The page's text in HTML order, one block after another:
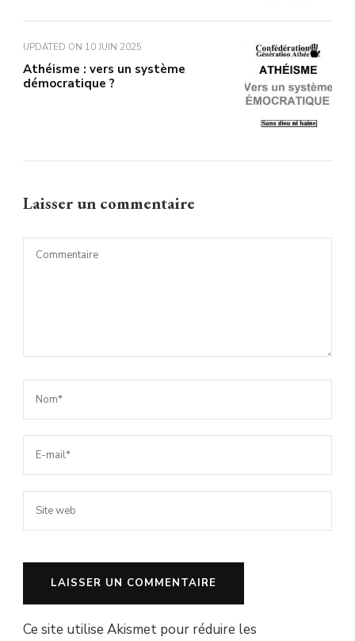
UPDATED ON 10 JUIN 2025
Athéisme : vers un système
démocratique ?
Laisser un commentaire
Ce site utilise Akismet pour réduire les